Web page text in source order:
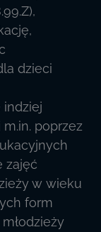
dzieci
indziej
poprzez
zajęć
w wieku
form